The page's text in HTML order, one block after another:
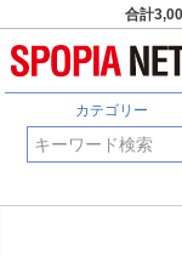
合計
カテゴリー